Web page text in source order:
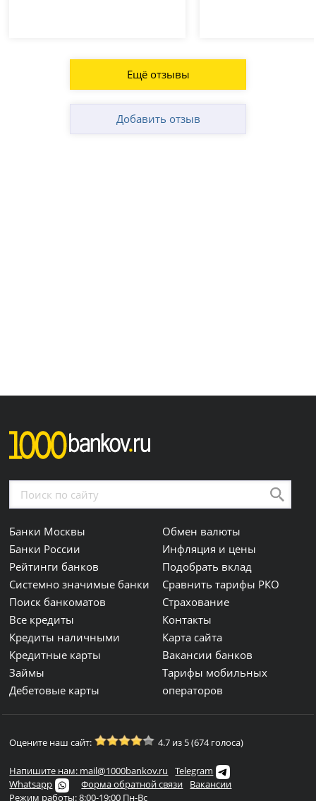
Ещё отзывы
Добавить отзыв
Банки Москвы
Банки России
Рейтинги банков
Системно значимые банки
Поиск банкоматов
Все кредиты
Кредиты наличными
Кредитные карты
Займы
Дебетовые карты
Обмен валюты
Инфляция и цены
Подобрать вклад
Сравнить тарифы РКО
Страхование
Контакты
Карта сайта
Вакансии банков
Тарифы мобильных
операторов
Оцените наш сайт: 4.7 из 5 (674 голоса)
Напишите нам: mail@1000bankov.ru
Telegram
Whatsapp
Форма обратной связи
Вакансии
Режим работы: 8:00-19:00 Пн-Вс